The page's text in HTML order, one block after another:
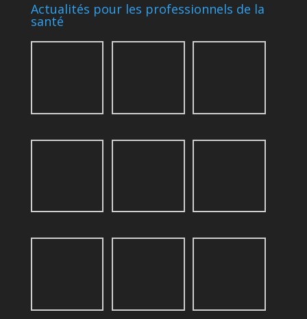
Actualités pour les professionnels de la
santé